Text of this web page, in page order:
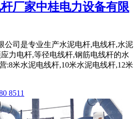
厂家中桂电力设备有限
公司是专业生产水泥电杆,电线杆,水泥
力电杆,等径电线杆,钢筋电线杆的水
:8米水泥电线杆,10米水泥电线杆,12米
8511